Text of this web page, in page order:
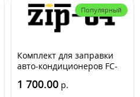
Популярный
Комплект для заправки
авто-кондиционеров FC-
1 700.00 р.